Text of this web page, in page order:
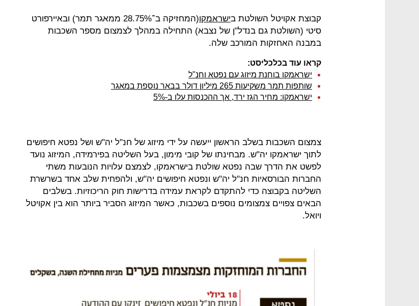
קבוצת אקויטל השולטת בישראמקו
(המחזיקה ב־28.75% ממאגר תמר) ובאיירפורט
סיטי (השולטת גם בנדל"ן של נצבא) התחילה במהלך לצמצום מספר השכבות
במבנה האחזקות המורכב שלה.
קראו עוד בכלכליסט:
ישראמקו בוחנת מיזוג עם נפטא וחנ"ל
שותפות תמר משקיעות 265 מיליון דולר בבאר נוספת במאגר
ישראמקו: מחיר הגז ירד, אך ההכנסות עלו ב-5%
צמצום השכבות בשלב הראשון ייעשה על ידי מיזוג של חנ"ל יה"ש ושל נפטא חיפושים
לתוך ישראמקו יה"ש. מבחינתו של קובי מימון, בעל השליטה בפירמידה, המיזוג נועד
לפשט את הדרך שבה נפטא שולטת בישראמקו, לצמצם עלויות הנובעות משתי
החברות הבורסאיות חנ"ל יה"ש ונפטא חיפושים יה"ש, ולהפחית שלב אחד בשרשרת
השליטה בקבוצה כדי להתקדם לקראת עמידה בדרישות חוק הריכוזיות. בשלבים
הבאים צפויים צמצומים נוספים בשכבות, כאשר המיזוג הסביר ביותר הוא בין אקויטל
ויואל.